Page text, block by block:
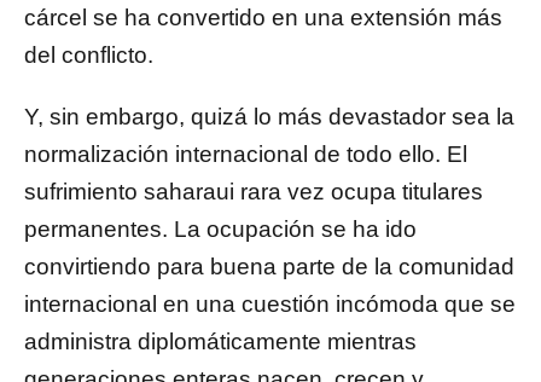
cárcel se ha convertido en una extensión más
del conflicto.
Y, sin embargo, quizá lo más devastador sea la
normalización internacional de todo ello. El
sufrimiento saharaui rara vez ocupa titulares
permanentes. La ocupación se ha ido
convirtiendo para buena parte de la comunidad
internacional en una cuestión incómoda que se
administra diplomáticamente mientras